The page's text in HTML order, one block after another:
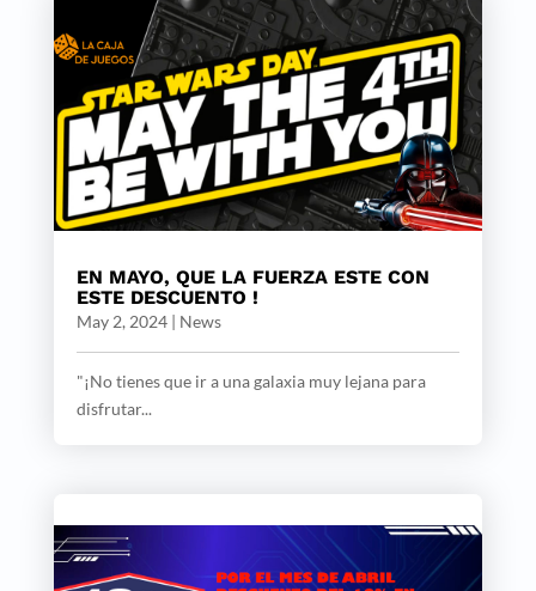
EN MAYO, QUE LA FUERZA ESTE CON
ESTE DESCUENTO !
May 2, 2024| News
"¡No tienes que ir a una galaxia muy lejana para
disfrutar...